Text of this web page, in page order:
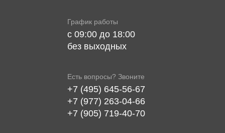
График работы
с 09:00 до 18:00
без выходных
Есть вопросы? Звоните
+7 (495) 645-56-67
+7 (977) 263-04-66
+7 (905) 719-40-70